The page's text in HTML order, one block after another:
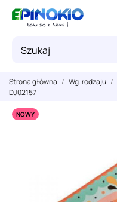
Strona główna Wg. rodzaju
DJ02157
NOWY